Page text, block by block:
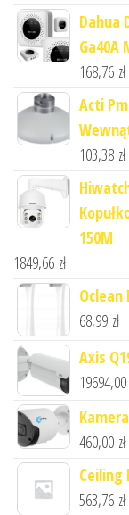
Dahua
Ga40A
168,76 zł
Acti
103,38 zł
150M
1849,66 zł
Oclean
68,99 zł
Axis
19694,00
460,00 zł
Ceiling
563,76 zł